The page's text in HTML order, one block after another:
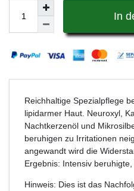
In
Reichhaltige Spezialpflege
lipidarmer Haut. Neuroxyl,
Nachtkerzenöl und
beruhigen zu Irritationen
angewandt wird die
Ergebnis: Intensiv
Hinweis: Dies ist das